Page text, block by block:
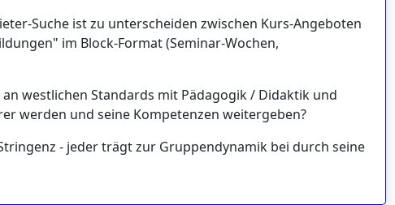
Suche ist zu unterscheiden zwischen Kurs-Angeboten
im Block-Format (Seminar-Wochen,
westlichen Standards mit Pädagogik / Didaktik und
werden und seine Kompetenzen weitergeben?
- jeder trägt zur Gruppendynamik bei durch seine